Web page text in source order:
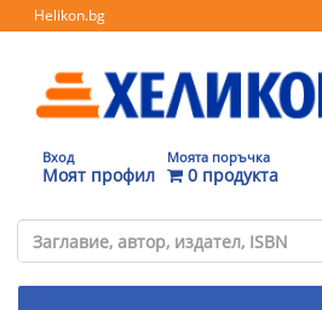
Helikon.bg
Вход
Моят профил
Моята поръчка
0 продукта